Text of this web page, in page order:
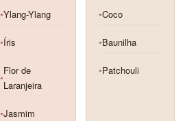
●Ylang-Ylang
●Íris
●
Flor de
Laranjeira
●Jasmim
●Coco
●Baunilha
●Patchouli